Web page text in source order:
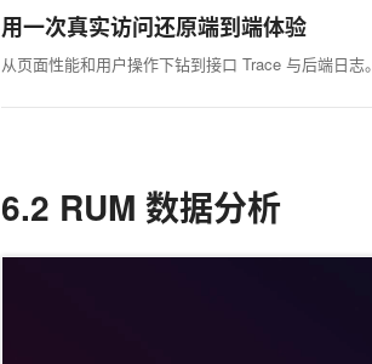
用一次真实访问还原端到端体验
从页面性能和用户操作下钻到接口 Trace 与后端日志。
6.2 RUM 数据分析